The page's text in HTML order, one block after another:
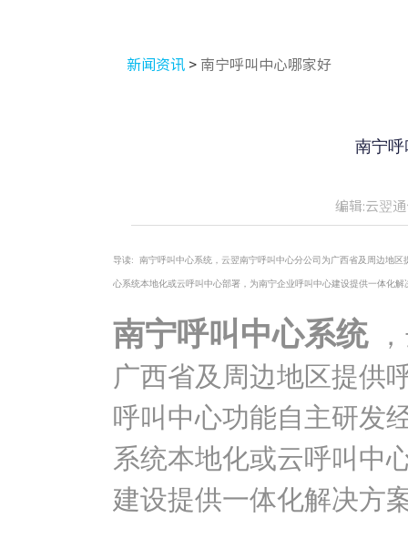
新闻资讯 > 南宁呼叫中心哪家好
南宁
编辑:云翌
导读: 南宁呼叫中心系统，云翌南宁呼叫中心分公司为广西省及周边地
心系统本地化或云呼叫中心部署，为南宁企业呼叫中心建设提供一体化解
南宁呼叫中心系统
广西省及周边地区提供
呼叫中心功能自主研发
系统本地化或云呼叫中
建设提供一体化解决方